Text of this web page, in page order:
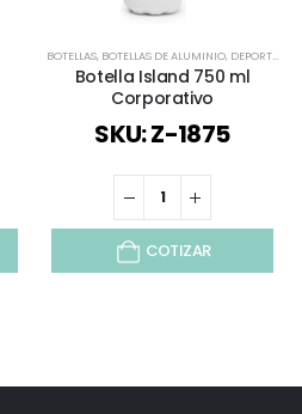
BOTELLAS, BOTELLAS DE ALUMINIO, DEPORTES Y BIENESTAR
Botella Island 750 ml
Corporativo
SKU: Z-1875
COTIZAR